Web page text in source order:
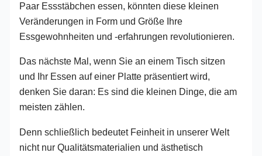
Paar Essstäbchen essen, könnten diese kleinen
Veränderungen in Form und Größe Ihre
Essgewohnheiten und -erfahrungen revolutionieren.
Das nächste Mal, wenn Sie an einem Tisch sitzen
und Ihr Essen auf einer Platte präsentiert wird,
denken Sie daran: Es sind die kleinen Dinge, die am
meisten zählen.
Denn schließlich bedeutet Feinheit in unserer Welt
nicht nur Qualitätsmaterialien und ästhetisch